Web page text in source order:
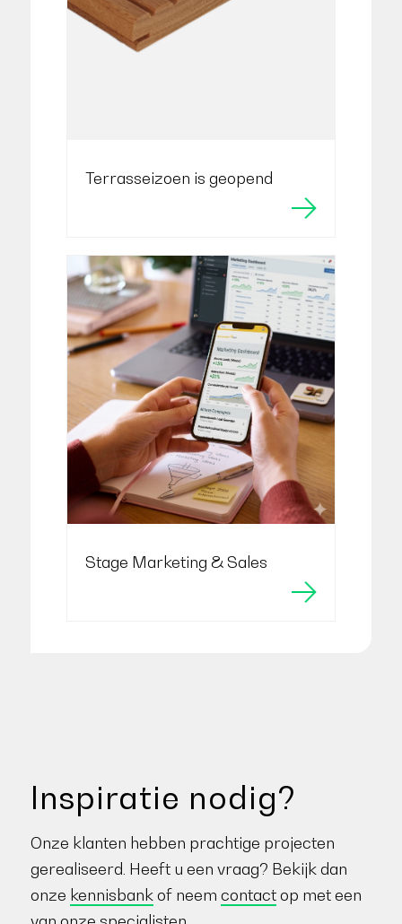
Terrasseizoen is geopend
Stage Marketing & Sales
Inspiratie nodig?
Onze klanten hebben prachtige projecten
gerealiseerd. Heeft u een vraag? Bekijk dan
onze kennisbankof neem contactop met een